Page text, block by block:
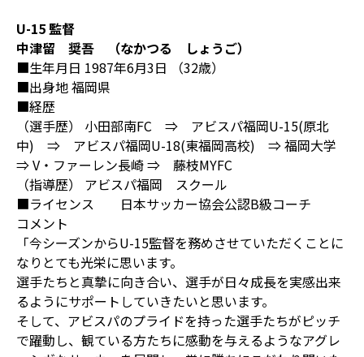
U-15 監督
中津留 奨吾 （なかつる しょうご）
■生年月日 1987年6月3日 （32歳）
■出身地 福岡県
■経歴
（選手歴） 小田部南FC ⇒ アビスパ福岡U-15(原北
中) ⇒ アビスパ福岡U-18(東福岡高校) ⇒ 福岡大学
⇒ V・ファーレン長崎 ⇒ 藤枝MYFC
（指導歴） アビスパ福岡 スクール
■ライセンス 日本サッカー協会公認B級コーチ
コメント
「今シーズンからU-15監督を務めさせていただくことに
なりとても光栄に思います。
選手たちと真摯に向き合い、選手が日々成長を実感出来
るようにサポートしていきたいと思います。
そして、アビスパのプライドを持った選手たちがピッチ
で躍動し、観ている方たちに感動を与えるようなアグレ